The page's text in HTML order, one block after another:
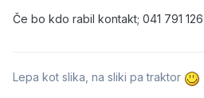
Če bo kdo rabil kontakt; 041 791
Lepa kot slika, na sliki pa traktor